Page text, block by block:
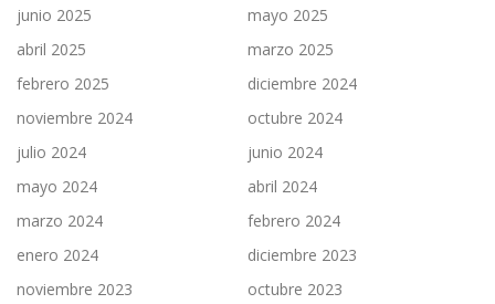
junio 2025
mayo 2025
abril 2025
marzo 2025
febrero 2025
diciembre 2024
noviembre 2024
octubre 2024
julio 2024
junio 2024
mayo 2024
abril 2024
marzo 2024
febrero 2024
enero 2024
diciembre 2023
noviembre 2023
octubre 2023